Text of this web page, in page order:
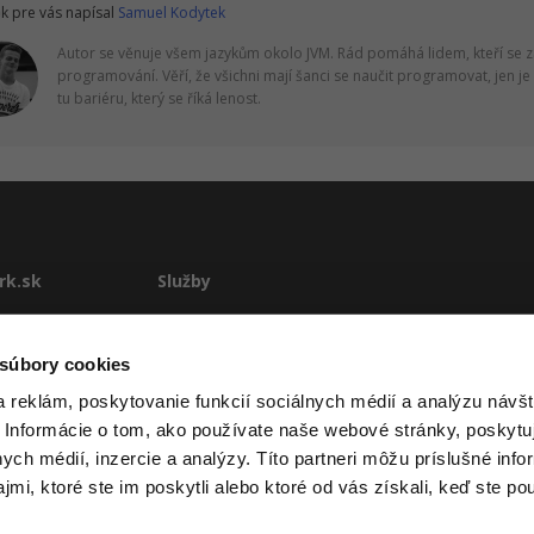
cookies
reklám, poskytovanie funkcií sociálnych médií a analýzu
o tom, ako používate naše webové stránky,
médií, inzercie a analýzy. Títo partneri môžu príslušné
ktoré ste im poskytli alebo ktoré od vás získali, keď ste
pre vás napísal Samuel Kodytek
Autor se věnuje všem jazykům okolo JVM. Rád pomáhá lidem, kteří se
programování. Věří, že všichni mají šanci se naučit programovat, jen
tu bariéru, který se říká lenost.
podmienky
Služby
Školenia
Pre firmy